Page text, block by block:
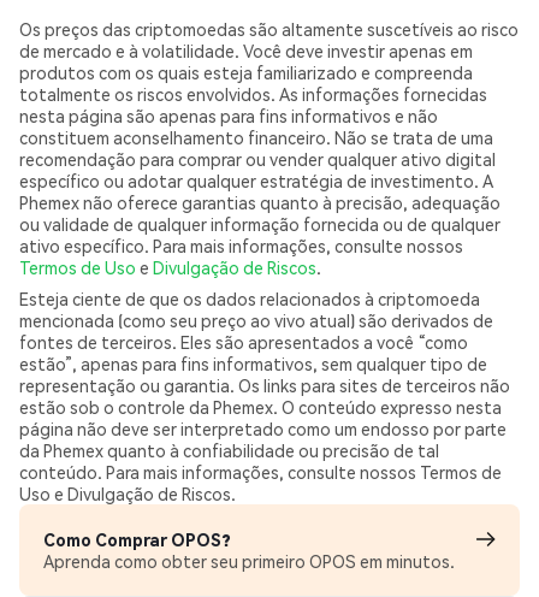
Os preços das criptomoedas são altamente suscetíveis ao risco
de mercado e à volatilidade. Você deve investir apenas em
produtos com os quais esteja familiarizado e compreenda
totalmente os riscos envolvidos. As informações fornecidas
nesta página são apenas para fins informativos e não
constituem aconselhamento financeiro. Não se trata de uma
recomendação para comprar ou vender qualquer ativo digital
específico ou adotar qualquer estratégia de investimento. A
Phemex não oferece garantias quanto à precisão, adequação
ou validade de qualquer informação fornecida ou de qualquer
ativo específico. Para mais informações, consulte nossos
Termos de Uso e Divulgação de Riscos.
Esteja ciente de que os dados relacionados à criptomoeda
mencionada (como seu preço ao vivo atual) são derivados de
fontes de terceiros. Eles são apresentados a você “como
estão”, apenas para fins informativos, sem qualquer tipo de
representação ou garantia. Os links para sites de terceiros não
estão sob o controle da Phemex. O conteúdo expresso nesta
página não deve ser interpretado como um endosso por parte
da Phemex quanto à confiabilidade ou precisão de tal
conteúdo. Para mais informações, consulte nossos Termos de
Uso e Divulgação de Riscos.
Como Comprar OPOS?
Aprenda como obter seu primeiro OPOS em minutos.